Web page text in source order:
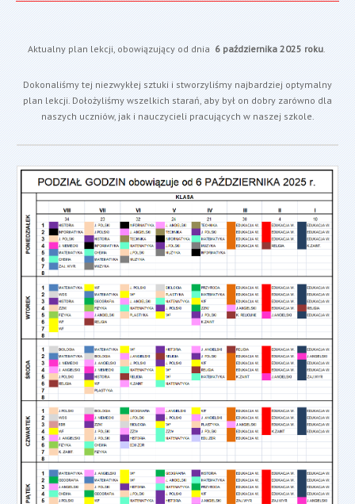
Aktualny plan lekcji, obowiązujący od dnia 6 października 2025 roku.
Dokonaliśmy tej niezwykłej sztuki i stworzyliśmy najbardziej optymalny
plan lekcji. Dołożyliśmy wszelkich starań, aby był on dobry zarówno dla
naszych uczniów, jak i nauczycieli pracujących w naszej szkole.